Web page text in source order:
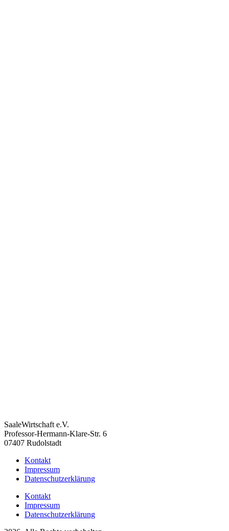
SaaleWirtschaft e.V.
Professor-Hermann-Klare-Str. 6
07407 Rudolstadt
Kontakt
Impressum
Datenschutzerklärung
Kontakt
Impressum
Datenschutzerklärung